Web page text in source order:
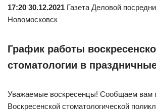
17:20 30.12.2021 Газета Деловой
Новомосковск
График работы
стоматологии в
Уважаемые воскресенцы! Сообщаем вам
Воскресенской стоматологической